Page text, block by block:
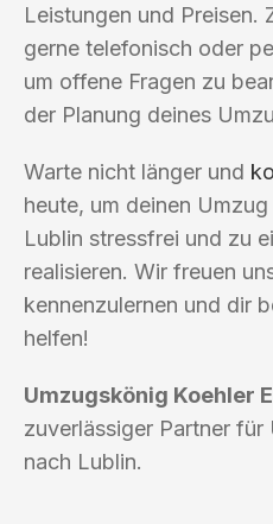
Leistungen und Preisen.
gerne telefonisch oder
um offene Fragen zu
der Planung deines
Warte nicht länger und
heute, um deinen
Lublin stressfrei und zu
realisieren. Wir freuen
kennenzulernen und dir
helfen!
Umzugskönig Koehler
zuverlässiger Partner für
nach Lublin.